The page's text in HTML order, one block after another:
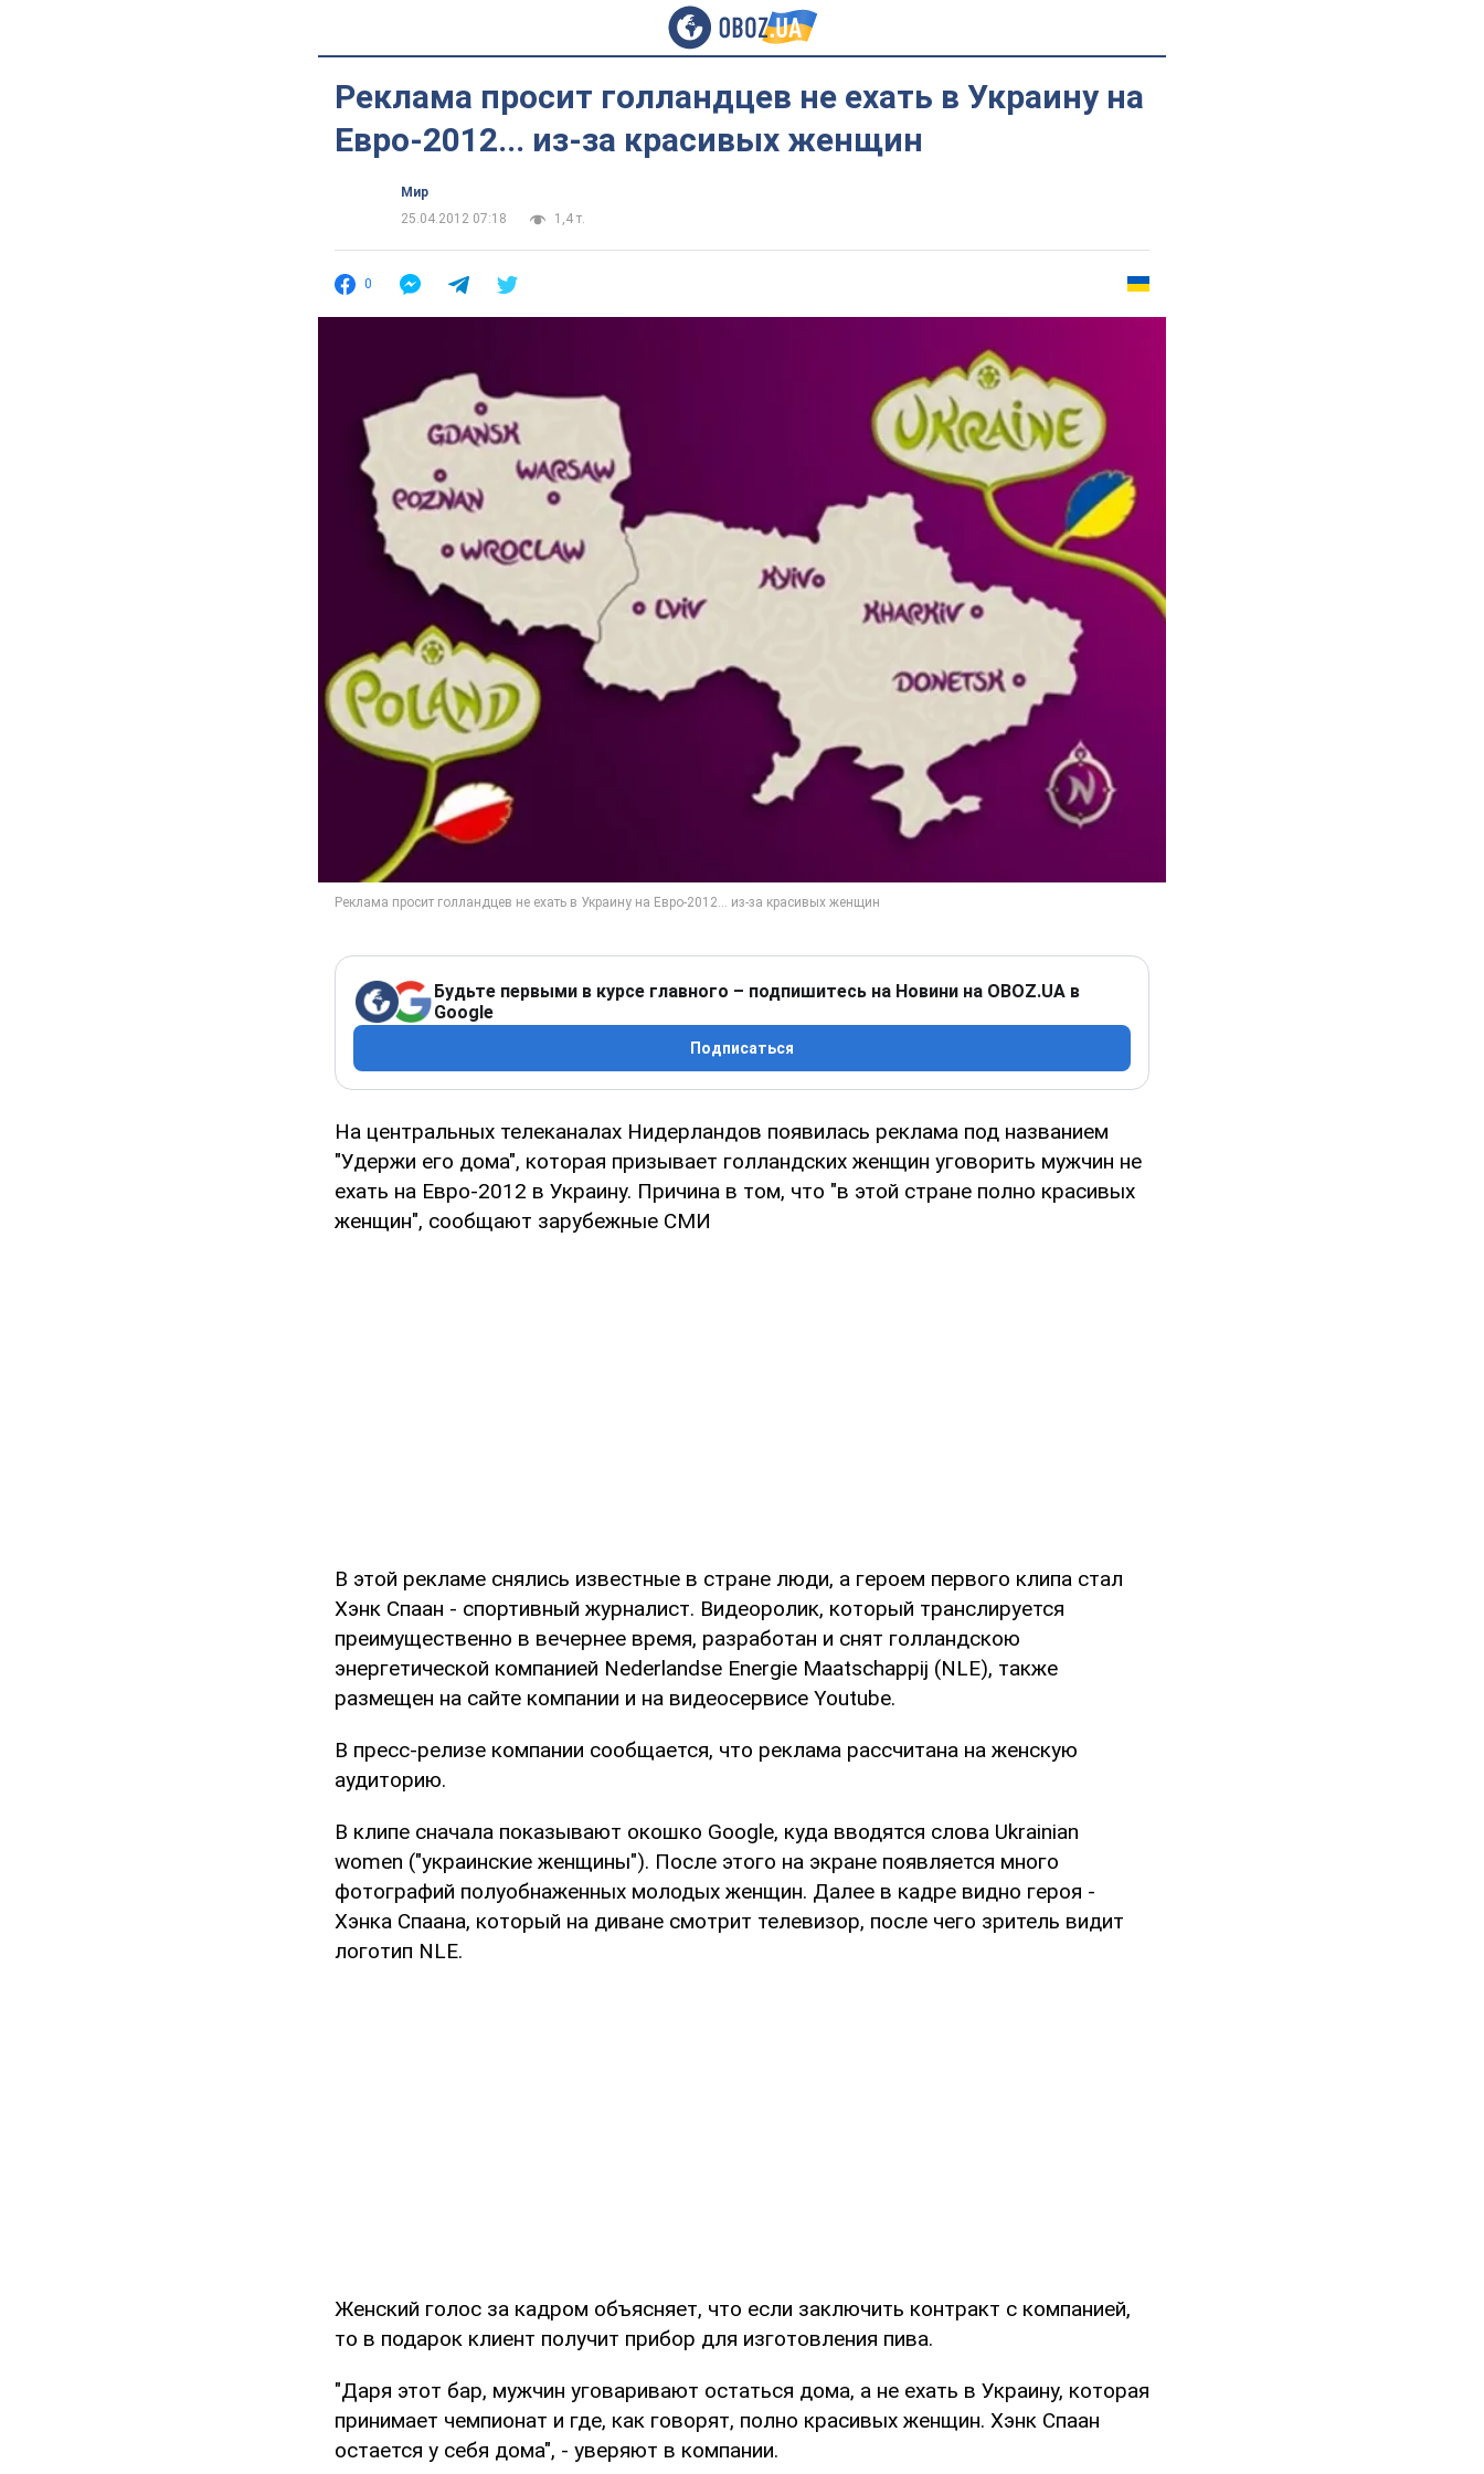
Реклама просит голландцев не ехать в Украину на
Евро-2012... из-за красивых женщин
Мир
25.04.2012 07:18
1,4 т.
0
Будьте первыми в курсе главного – подпишитесь на Новини на OBOZ.UA в
Google
Подписаться
На центральных телеканалах Нидерландов появилась реклама под названием
"Удержи его дома", которая призывает голландских женщин уговорить мужчин не
ехать на Евро-2012 в Украину. Причина в том, что "в этой стране полно красивых
женщин", сообщают зарубежные СМИ
В этой рекламе снялись известные в стране люди, а героем первого клипа стал
Хэнк Спаан - спортивный журналист. Видеоролик, который транслируется
преимущественно в вечернее время, разработан и снят голландскою
энергетической компанией Nederlandse Energie Maatschappij (NLE), также
размещен на сайте компании и на видеосервисе Youtube.
В пресс-релизе компании сообщается, что реклама рассчитана на женскую
аудиторию.
В клипе сначала показывают окошко Google, куда вводятся слова Ukrainian
women ("украинские женщины"). После этого на экране появляется много
фотографий полуобнаженных молодых женщин. Далее в кадре видно героя -
Хэнка Спаана, который на диване смотрит телевизор, после чего зритель видит
логотип NLE.
Женский голос за кадром объясняет, что если заключить контракт с компанией,
то в подарок клиент получит прибор для изготовления пива.
"Даря этот бар, мужчин уговаривают остаться дома, а не ехать в Украину, которая
принимает чемпионат и где, как говорят, полно красивых женщин. Хэнк Спаан
остается у себя дома", - уверяют в компании.